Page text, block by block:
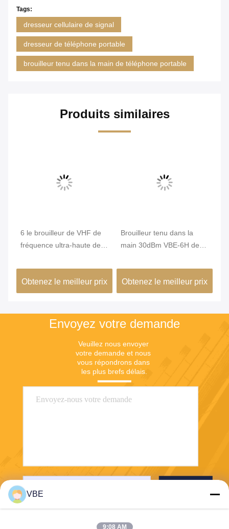
Tags:
dresseur cellulaire de signal
dresseur de téléphone portable
brouilleur tenu dans la main de téléphone portable
Produits similaires
6 le brouilleur de VHF de
fréquence ultra-haute des
protéger des ports de
sortie du signal six de GPS
Obtenez le meilleur prix
Brouilleur tenu dans la
main 30dBm VBE-6H de
de signal d'opération facile
Obtenez le meilleur prix
Envoyez votre demande
Veuillez nous envoyer
votre demande et nous
vous répondrons dans
les plus brefs délais.
VBE
9:08 AM